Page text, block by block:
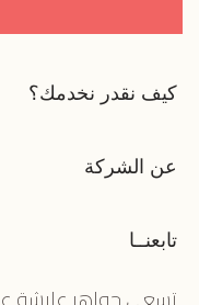
كيف نقدر نخدمك؟
عن الشركة
تابعنــا